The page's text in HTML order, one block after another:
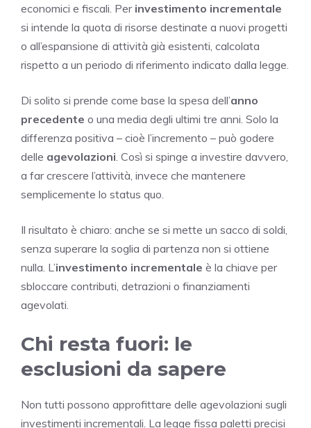
economici e fiscali. Per investimento incrementale
si intende la quota di risorse destinate a nuovi progetti
o all’espansione di attività già esistenti, calcolata
rispetto a un periodo di riferimento indicato dalla legge.
Di solito si prende come base la spesa dell’anno
precedente o una media degli ultimi tre anni. Solo la
differenza positiva – cioè l’incremento – può godere
delle agevolazioni . Così si spinge a investire davvero,
a far crescere l’attività, invece che mantenere
semplicemente lo status quo.
Il risultato è chiaro: anche se si mette un sacco di soldi,
senza superare la soglia di partenza non si ottiene
nulla. L’investimento incrementale è la chiave per
sbloccare contributi, detrazioni o finanziamenti
agevolati.
Chi resta fuori: le
esclusioni da sapere
Non tutti possono approfittare delle agevolazioni sugli
investimenti incrementali. La legge fissa paletti precisi